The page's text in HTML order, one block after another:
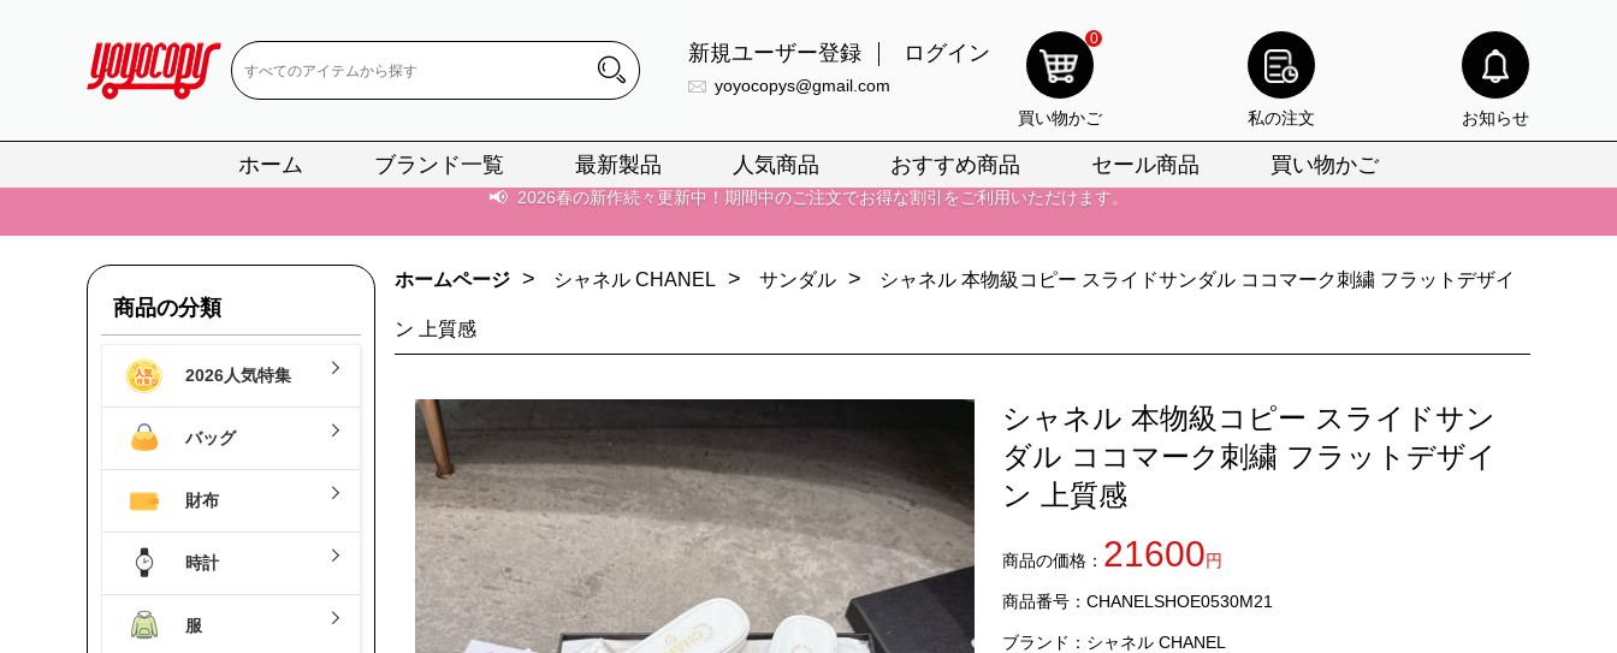
新規ユーザー登録 ログイン
yoyocopys@gmail.com
0
買い物かご 私の注文 お知らせ
ホーム ブランド一覧 最新製品 人気商品 おすすめ商品 セール商品 買い物かご
当店は正真正銘のn級スーパーコピーのみ取扱い。最高品質の再現度を安心してお選びいただけます。
📢 2026春の新作続々更新中！期間中のご注文でお得な割引をご利用いただけます。
新作入荷！ルイ・ヴィトンスーパーコピー バッグ最新モデルが登場。上質な仕上がりをお見逃しなく。
📢 新作入荷！ルイ・ヴィトンスーパーコピー バッグ最新モデルが登場。上質な仕上がりをお見逃しなく。
商品の分類
2026人気特集
バッグ
財布
時計
服
ホームページ > シャネル CHANEL > サンダル > シャネル 本物級コピー スライドサンダル ココマーク刺繍 フラットデザイ
ン 上質感
シャネル 本物級コピー スライドサン
ダル ココマーク刺繍 フラットデザイ
ン 上質感
商品の価格： 21600円
商品番号：CHANELSHOE0530M21
ブランド： シャネル CHANEL